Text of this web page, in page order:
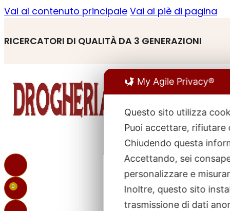
Vai al contenuto principale Vai al piè di pagina
RICERCATORI DI QUALITÀ DA 3 GENERAZIONI
0
My Agile Privacy®
Questo sito utilizza
Puoi accettare, rifiutare
Chiudendo questa
Accettando, sei
personalizzare e
Inoltre, questo sito
trasmissione di dati